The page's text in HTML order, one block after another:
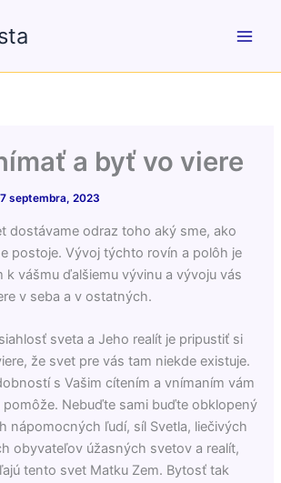
a byť vo viere
septembra, 2023
dostávame odraz toho aký sme, ako
postoje. Vývoj týchto rovín a polôh je
vášmu ďalšiemu vývinu a vývoju vás
v seba a v ostatných.
sveta a Jeho realít je pripustiť si
že svet pre vás tam niekde existuje.
s Vašim cítením a vnímaním vám
Nebuďte sami buďte obklopený
nápomocných ľudí, síl Svetla, liečivých
obyvateľov úžasných svetov a realít,
tento svet Matku Zem. Bytosť tak